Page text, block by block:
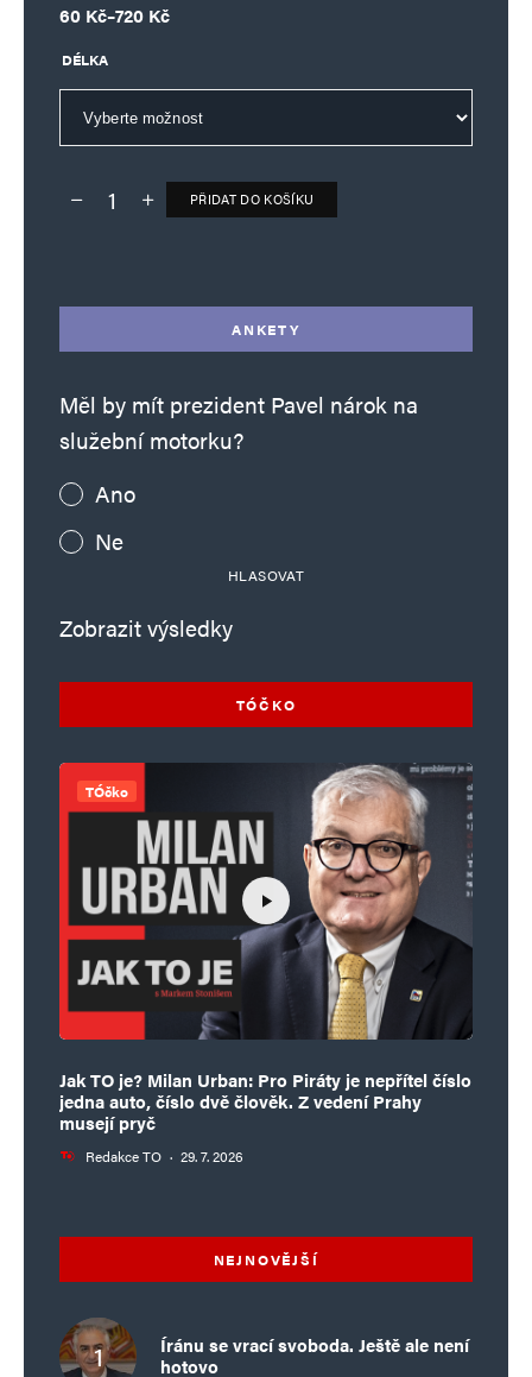
60 Kč–720 Kč
Rozpětí cen: 60 Kč až 720 Kč
DÉLKA
Deník TO – verze bez reklam množství
PŘIDAT DO KOŠÍKU
ANKETY
Měl by mít prezident Pavel nárok na
služební motorku?
Ano
Ne
HLASOVAT
Zobrazit výsledky
TÓČKO
TÓčko
Jak TO je? Milan Urban: Pro Piráty je nepřítel číslo
jedna auto, číslo dvě člověk. Z vedení Prahy
musejí pryč
Redakce TO · 29. 7. 2026
NEJNOVĚJŠÍ
Íránu se vrací svoboda. Ještě ale není
hotovo